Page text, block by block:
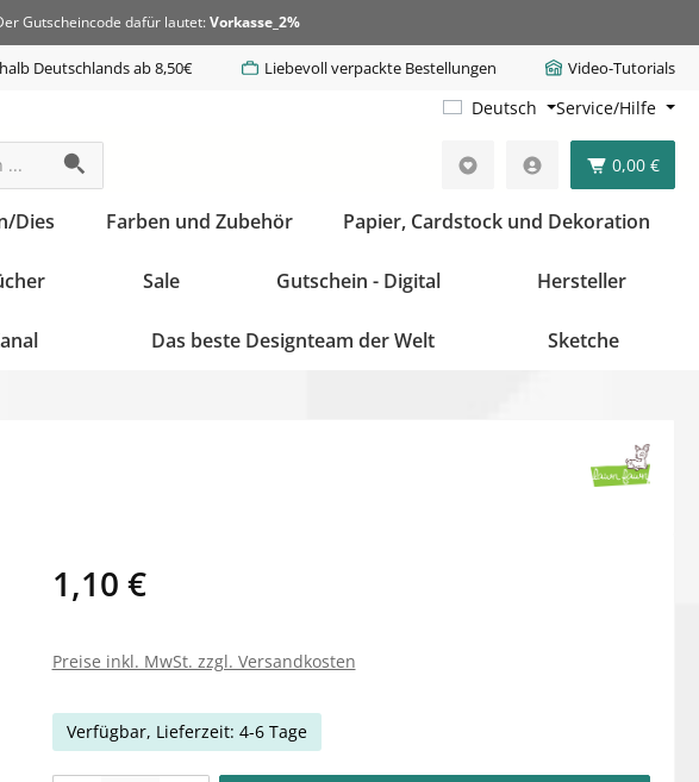
Gutscheincode dafür lautet: Vorkasse_2%
Deutschlands ab 8,50€ Liebevoll verpackte Bestellungen Video-Tutorials
Deutsch Service/Hilfe
0,00 €
Dies Farben und Zubehör Papier, Cardstock und Dekoration
Sale Gutschein - Digital Hersteller
Das beste Designteam der Welt Sketche
1,10 €
Preise inkl. MwSt. zzgl. Versandkosten
Verfügbar, Lieferzeit: 4-6 Tage